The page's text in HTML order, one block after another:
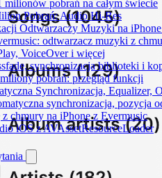
milionów pobrań na całym świecie
Pobrań: Audio Hi-Res
Odtwarzaczy Muzyki na
odtwarzacz muzyki z
VoiceOver i więcej
synchronizacja biblioteki i
pobrań: przegląd funkcji
Synchronizacja, Equalizer,
synchronizacja, pozycja
chmury na iPhone z Evermusic
iOS z AVAssetResourceLoader